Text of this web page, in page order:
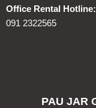
Office Rental Hotline:
091 2322565
PAU JAR